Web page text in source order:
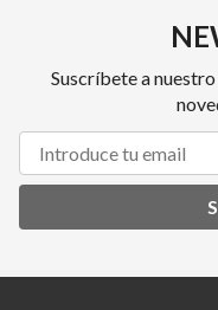
Suscríbete a